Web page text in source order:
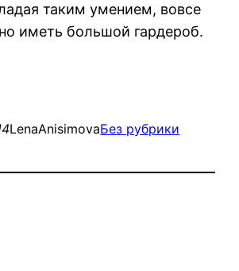
таким умением, вовсе
иметь большой гардероб.
LenaAnisimovaБез рубрики